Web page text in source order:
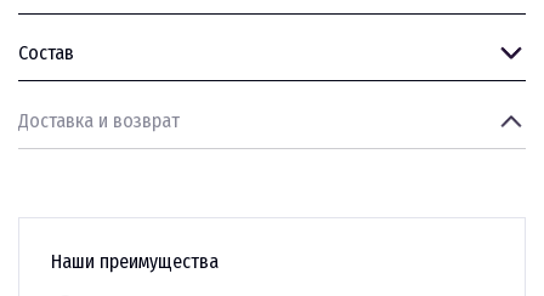
Состав
Доставка и возврат
Наши преимущества